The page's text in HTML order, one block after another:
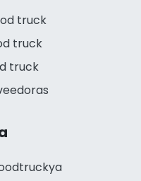
truck
truck
truck